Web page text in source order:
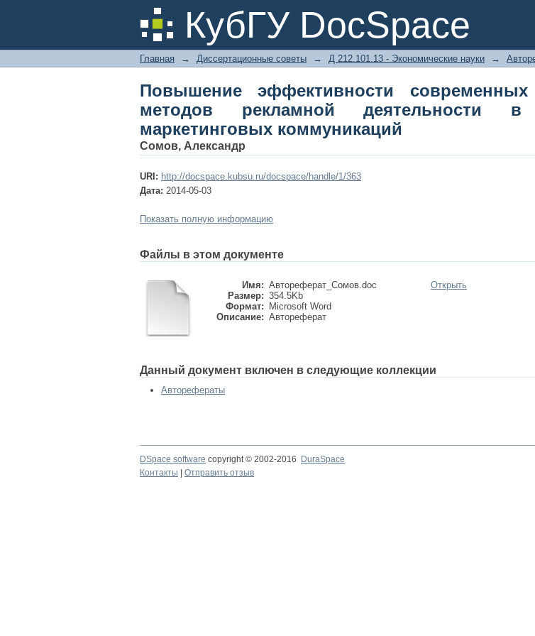
КубГУ DocSpace
Повышение эффективности
деятельности в системе маркетинговых
Главная → Диссертационные советы → Д 212.101.13 - Экономические науки →
Повышение эффективности
методов рекламной деятельности в
маркетинговых коммуникаций
Сомов, Александр
URI: http://docspace.kubsu.ru/docspace/handle/1/363
Дата: 2014-05-03
Показать полную информацию
Файлы в этом документе
Имя: Автореферат_Сомов.doc
Размер: 354.5Kb
Формат:
Microsoft Word
Описание: Автореферат
Открыть
Данный документ включен в следующие коллекции
Авторефераты
DSpace software copyright © 2002-2016 DuraSpace
Контакты
Отправить отзыв